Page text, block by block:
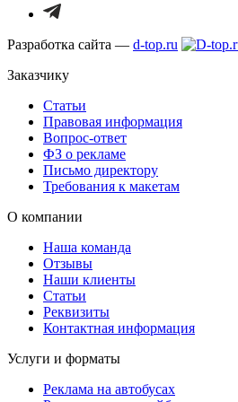
Разработка сайта — d-top.ru
Заказчику
Статьи
Правовая информация
Вопрос-ответ
ФЗ о рекламе
Письмо директору
Требования к макетам
О компании
Наша команда
Отзывы
Наши клиенты
Статьи
Реквизиты
Контактная информация
Услуги и форматы
Реклама на автобусах